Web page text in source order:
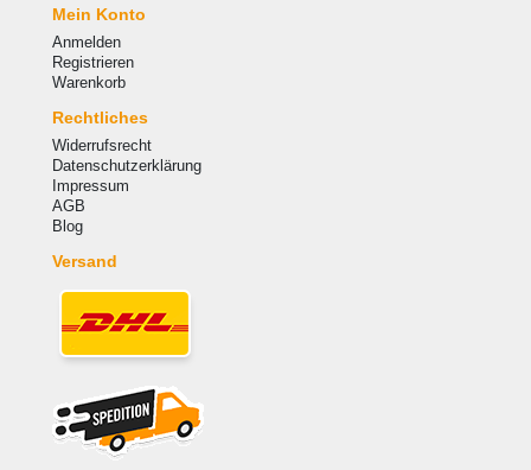
Mein Konto
Anmelden
Registrieren
Warenkorb
Rechtliches
Widerrufsrecht
Datenschutzerklärung
Impressum
AGB
Blog
Versand